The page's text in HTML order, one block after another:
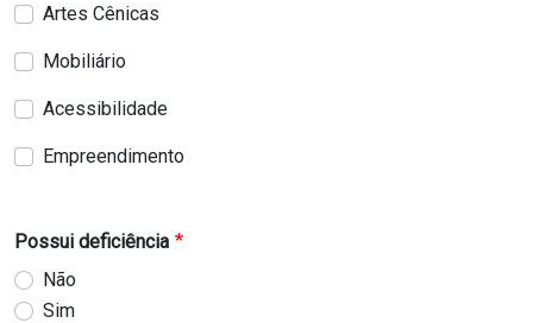
Artes Cênicas
Mobiliário
Acessibilidade
Empreendimento
Possui deficiência
Não
Sim